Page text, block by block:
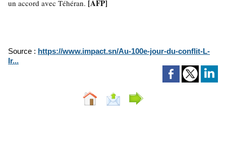
un accord avec Téhéran. [AFP]
Source : https://www.impact.sn/Au-100e-jour-du-conflit-L-
Ir...